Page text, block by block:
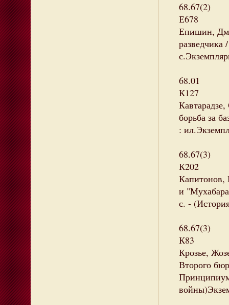
68.67(2)
Е678
Епишин,
68.01
К127
борьба за
:
68.67(3)
К202
Капитонов,
и
с. -
68.67(3)
К83
Крозье,
Второго